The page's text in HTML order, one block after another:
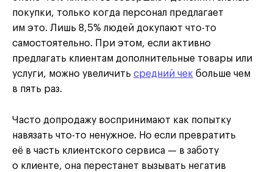
покупки, только когда персонал предлагает
им это. Лишь 8,5% людей докупают что-то
самостоятельно. При этом, если активно
предлагать клиентам дополнительные товары или
услуги, можно увеличить средний чек больше чем
в пять раз.
Часто допродажу воспринимают как попытку
навязать что-то ненужное. Но если превратить
её в часть клиентского сервиса — в заботу
о клиенте, она перестанет вызывать негатив